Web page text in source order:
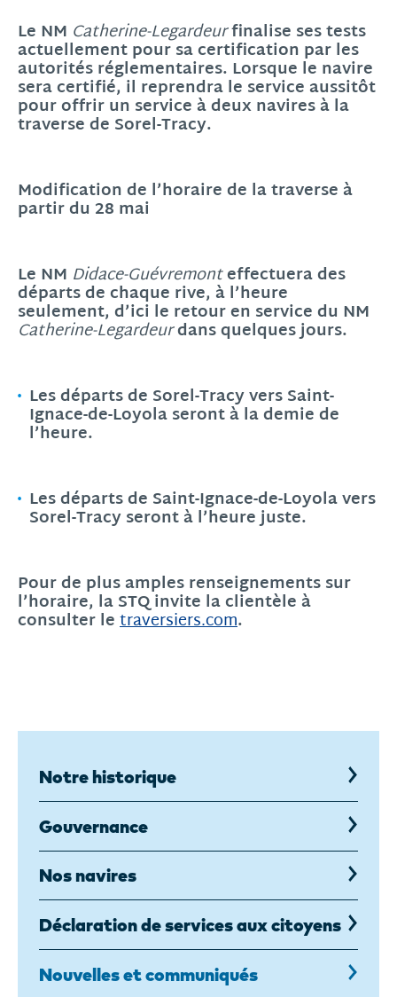
Le NM Catherine-Legardeurfinalise ses tests
actuellement pour sa certification par les
autorités réglementaires. Lorsque le navire
sera certifié, il reprendra le service aussitôt
pour offrir un service à deux navires à la
traverse de Sorel-Tracy.
Modification de l’horaire de la traverse à
partir du 28 mai
Le NM Didace-Guévremonteffectuera des
départs de chaque rive, à l’heure
seulement, d’ici le retour en service du NM
Catherine-Legardeurdans quelques jours.
Les départs de Sorel-Tracy vers Saint-
Ignace-de-Loyola seront à la demie de
l’heure.
Les départs de Saint-Ignace-de-Loyola vers
Sorel-Tracy seront à l’heure juste.
Pour de plus amples renseignements sur
l’horaire, la STQ invite la clientèle à
consulter le traversiers.com.
Notre historique
Gouvernance
Nos navires
Déclaration de services aux citoyens
Nouvelles et communiqués